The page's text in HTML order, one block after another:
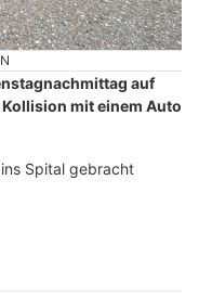
auf
mit einem Auto
Spital gebracht